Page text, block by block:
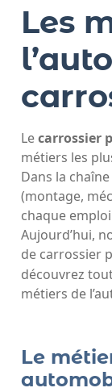
Les
Lecarrossier
métiers les
Dans la
(montage,
chaque
Aujourd’hui,
de carrossier
découvrez
métiers de
Le